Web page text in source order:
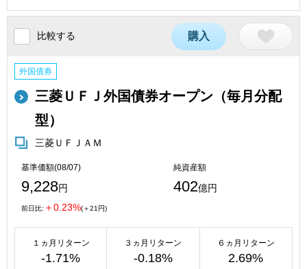
比較する 購入
外国債券
三菱ＵＦＪ外国債券オープン（毎月分配
型）
三菱ＵＦＪＡＭ
基準価額(08/07)
9,228円
純資産額
402億円
前日比: ＋0.23%(＋21円)
１ヵ月リターン
-1.71%
３ヵ月リターン
-0.18%
６ヵ月リターン
2.69%